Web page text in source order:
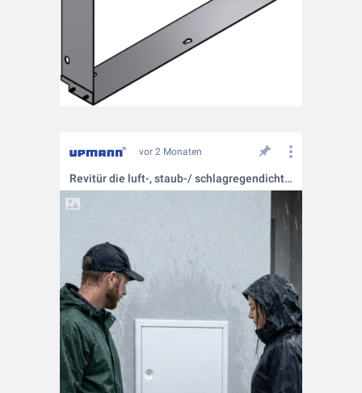
vor 2 Monaten
Revitür die luft-, staub-/ schlagregendicht ist - Primus Seal Rainproof